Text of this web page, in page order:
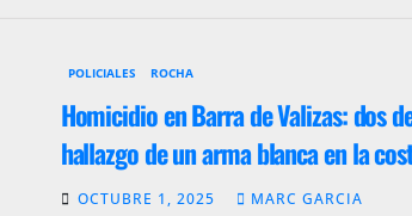
POLICIALES ROCHA
Homicidio en Barra de Valizas: dos
hallazgo de un arma blanca en la
OCTUBRE 1, 2025 MARC GARCIA